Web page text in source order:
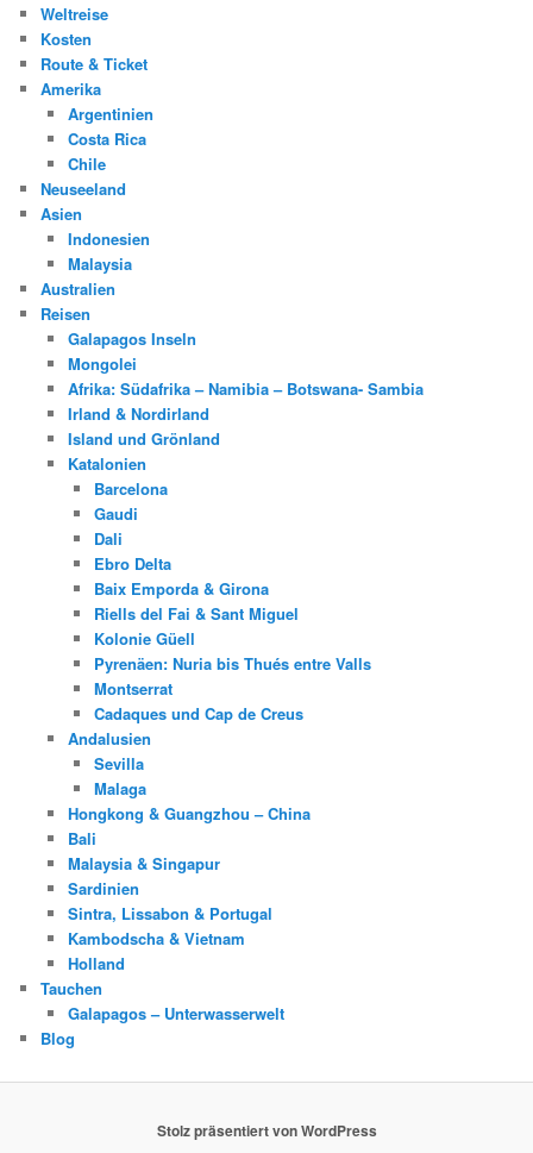
Weltreise
Kosten
Route & Ticket
Amerika
Argentinien
Costa Rica
Chile
Neuseeland
Asien
Indonesien
Malaysia
Australien
Reisen
Galapagos Inseln
Mongolei
Afrika: Südafrika – Namibia – Botswana- Sambia
Irland & Nordirland
Island und Grönland
Katalonien
Barcelona
Gaudi
Dali
Ebro Delta
Baix Emporda & Girona
Riells del Fai & Sant Miguel
Kolonie Güell
Pyrenäen: Nuria bis Thués entre Valls
Montserrat
Cadaques und Cap de Creus
Andalusien
Sevilla
Malaga
Hongkong & Guangzhou – China
Bali
Malaysia & Singapur
Sardinien
Sintra, Lissabon & Portugal
Kambodscha & Vietnam
Holland
Tauchen
Galapagos – Unterwasserwelt
Blog
Stolz präsentiert von WordPress